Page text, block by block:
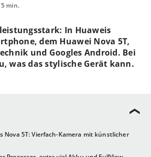
5 min.
Nova 5T: Vierfach-Kamera mit künstlicher
In Huaweis
dem Huawei Nova 5T,
und Googles Android. Bei
was das stylische Gerät kann.